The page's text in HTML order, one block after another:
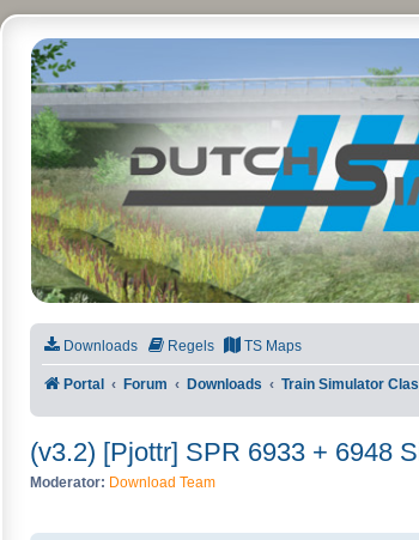
DutchSims
Downloads Regels TS Maps
Portal Forum Downloads Train Simulator
(v3.2) [Pjottr] SPR 6933 + 6948
Moderator: Download Team